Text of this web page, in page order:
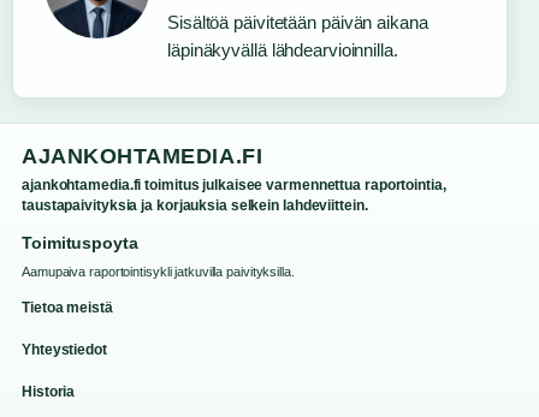
Sisältöä päivitetään päivän aikana
läpinäkyvällä lähdearvioinnilla.
AJANKOHTAMEDIA.FI
ajankohtamedia.fi toimitus julkaisee varmennettua raportointia,
taustapaivityksia ja korjauksia selkein lahdeviittein.
Toimituspoyta
Aamupaiva raportointisykli jatkuvilla paivityksilla.
Tietoa meistä
Yhteystiedot
Historia